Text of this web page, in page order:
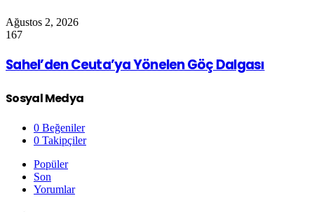
Ağustos 2, 2026
167
Sahel’den Ceuta’ya Yönelen Göç Dalgası
Sosyal Medya
0 Beğeniler
0 Takipçiler
Popüler
Son
Yorumlar